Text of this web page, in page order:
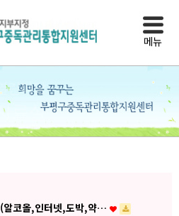
메뉴
열린마당
자료실
알코올,인터넷,도박,약…